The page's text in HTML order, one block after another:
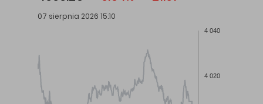
07 sierpnia 2026 15:10
4 020
4 040